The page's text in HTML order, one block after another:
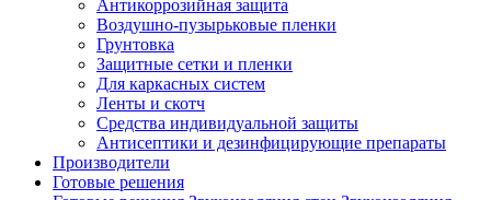
Антикоррозийная защита
Воздушно-пузырьковые пленки
Грунтовка
Защитные сетки и пленки
Для каркасных систем
Ленты и скотч
Средства индивидуальной защиты
Антисептики и дезинфицирующие препараты
Производители
Готовые решения